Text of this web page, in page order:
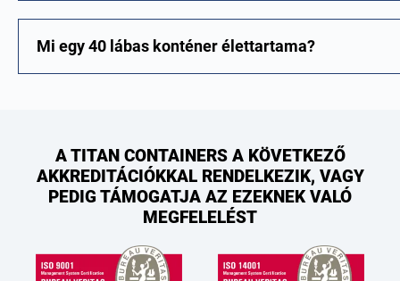
Mi egy 40 lábas konténer élettartama?
A TITAN CONTAINERS A KÖVETKEZŐ
AKKREDITÁCIÓKKAL RENDELKEZIK, VAGY
PEDIG TÁMOGATJA AZ EZEKNEK VALÓ
MEGFELELÉST